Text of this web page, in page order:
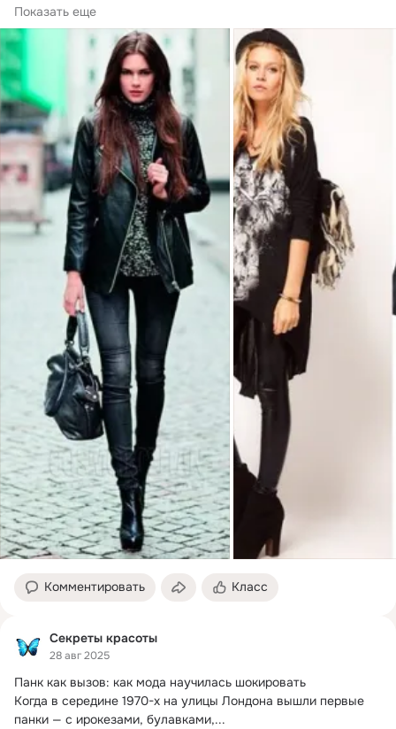
металл" или "панк".
Показать еще
Комментировать Класс
Секреты красоты
28 авг 2025
Панк как вызов: как мода научилась шокировать
Когда в середине 1970-х на улицы Лондона вышли первые
панки — с ирокезами, булавками,...